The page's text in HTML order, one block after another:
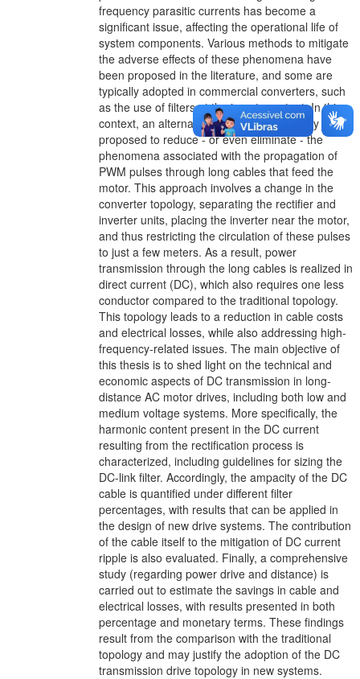
frequency parasitic currents has become a
significant issue, affecting the operational life of
system components. Various methods to mitigate
the adverse effects of these phenomena have
been proposed in the literature, and some are
typically adopted in commercial converters, such
as the use of filters at the inverter output. In this
context, an alternative solution has recently been
proposed to reduce - or even eliminate - the
phenomena associated with the propagation of
PWM pulses through long cables that feed the
motor. This approach involves a change in the
converter topology, separating the rectifier and
inverter units, placing the inverter near the motor,
and thus restricting the circulation of these pulses
to just a few meters. As a result, power
transmission through the long cables is realized in
direct current (DC), which also requires one less
conductor compared to the traditional topology.
This topology leads to a reduction in cable costs
and electrical losses, while also addressing high-
frequency-related issues. The main objective of
this thesis is to shed light on the technical and
economic aspects of DC transmission in long-
distance AC motor drives, including both low and
medium voltage systems. More specifically, the
harmonic content present in the DC current
resulting from the rectification process is
characterized, including guidelines for sizing the
DC-link filter. Accordingly, the ampacity of the DC
cable is quantified under different filter
percentages, with results that can be applied in
the design of new drive systems. The contribution
of the cable itself to the mitigation of DC current
ripple is also evaluated. Finally, a comprehensive
study (regarding power drive and distance) is
carried out to estimate the savings in cable and
electrical losses, with results presented in both
percentage and monetary terms. These findings
result from the comparison with the traditional
topology and may justify the adoption of the DC
transmission drive topology in new systems.